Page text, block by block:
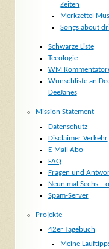
Zeiten
Merkzettel
Songs about
Schwarze Liste
Teeologie
WM
Wunschliste an
DeeJanes
Mission Statement
Datenschutz
Disclaimer Verkehr
E-Mail Abo
FAQ
Fragen und
Neun mal Sechs –
Spam-Server
Projekte
42er Tagebuch
Meine